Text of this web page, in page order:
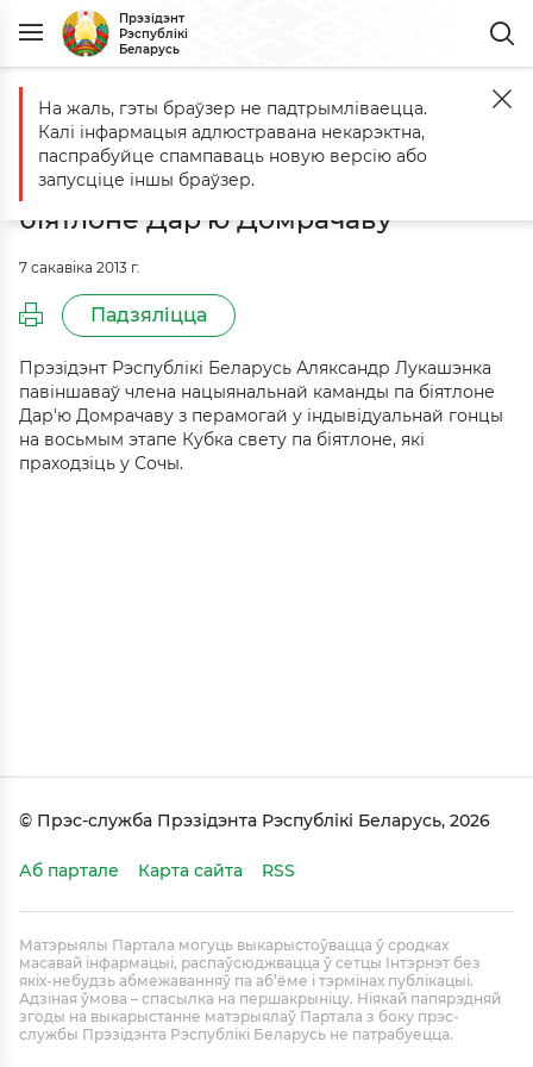
Прэзідэнт
Рэспублікі
Беларусь
Галоўная Падзеі Аляксандр Лукашэнка павіншаваў члена
Аляксандр Лукашэнка павіншаваў
члена нацыянальнай каманды па
біятлоне Дар'ю Домрачаву
7 сакавіка 2013 г.
Падзяліцца
Прэзідэнт Рэспублікі Беларусь Аляксандр Лукашэнка
павіншаваў члена нацыянальнай каманды па біятлоне
Дар'ю Домрачаву з перамогай у індывідуальнай гонцы
на восьмым этапе Кубка свету па біятлоне, які
праходзіць у Сочы.
© Прэс-служба Прэзідэнта Рэспублікі Беларусь, 2026
Аб партале Карта сайта RSS
Матэрыялы Партала могуць выкарыстоўвацца ў сродках
масавай інфармацыі, распаўсюджвацца ў сетцы Інтэрнэт без
якіх-небудзь абмежаванняў па аб’ёме і тэрмінах публікацыі.
Адзіная ўмова – спасылка на першакрыніцу. Ніякай папярэдняй
згоды на выкарыстанне матэрыялаў Партала з боку прэс-
службы Прэзідэнта Рэспублікі Беларусь не патрабуецца.
На жаль, гэты браўзер не падтрымліваецца.
Калі інфармацыя адлюстравана некарэктна,
паспрабуйце спампаваць новую версію або
запусціце іншы браўзер.